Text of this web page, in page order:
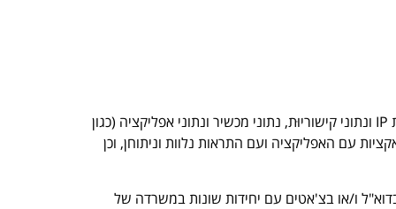
נתוני שימוש בשירותים: נתוני שימוש טכניים, מידע סטטיסטי ומצרפי ורישומי פעילות, זמני התחברות והתנתקות מהשירות, כתובת IP ונתוני קישוריוּת, נתוני מכשיר ונתוני אפליקציה (כגון
עם האפליקציה ועם התראות נלוות וניתוחן, וכן
ו/או בצ'אטים עם יחידות שונות במשרדה של